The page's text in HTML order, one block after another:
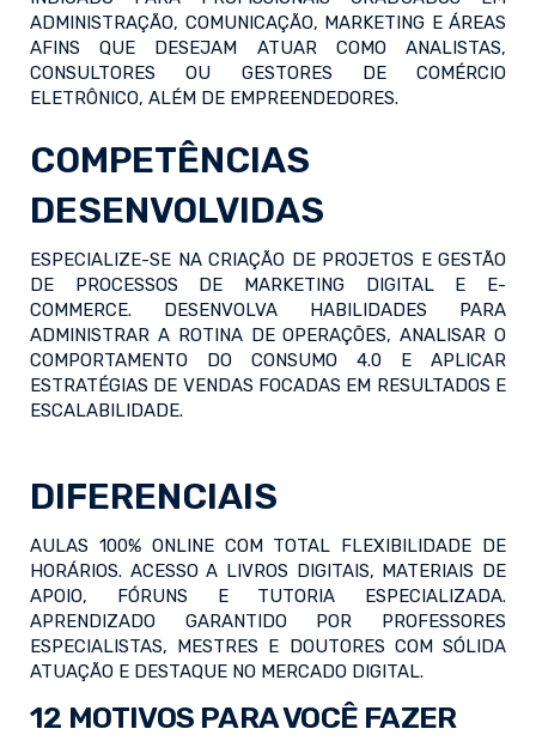
ADMINISTRAÇÃO, COMUNICAÇÃO, MARKETING E ÁREAS
AFINS QUE DESEJAM ATUAR COMO ANALISTAS,
CONSULTORES OU GESTORES DE COMÉRCIO
ELETRÔNICO, ALÉM DE EMPREENDEDORES.
COMPETÊNCIAS
DESENVOLVIDAS
ESPECIALIZE-SE NA CRIAÇÃO DE PROJETOS E GESTÃO
DE PROCESSOS DE MARKETING DIGITAL E E-
COMMERCE. DESENVOLVA HABILIDADES PARA
ADMINISTRAR A ROTINA DE OPERAÇÕES, ANALISAR O
COMPORTAMENTO DO CONSUMO 4.0 E APLICAR
ESTRATÉGIAS DE VENDAS FOCADAS EM RESULTADOS E
ESCALABILIDADE.
DIFERENCIAIS
AULAS 100% ONLINE COM TOTAL FLEXIBILIDADE DE
HORÁRIOS. ACESSO A LIVROS DIGITAIS, MATERIAIS DE
APOIO, FÓRUNS E TUTORIA ESPECIALIZADA.
APRENDIZADO GARANTIDO POR PROFESSORES
ESPECIALISTAS, MESTRES E DOUTORES COM SÓLIDA
ATUAÇÃO E DESTAQUE NO MERCADO DIGITAL.
12 MOTIVOS PARA VOCÊ FAZER